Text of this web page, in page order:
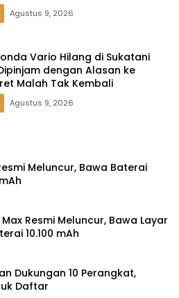
Agustus 9, 2026
Vario Hilang di Sukatani
dengan Alasan ke
Malah Tak Kembali
Agustus 9, 2026
Meluncur, Bawa Baterai
Resmi Meluncur, Bawa Layar
10.100 mAh
Dukungan 10 Perangkat,
Daftar